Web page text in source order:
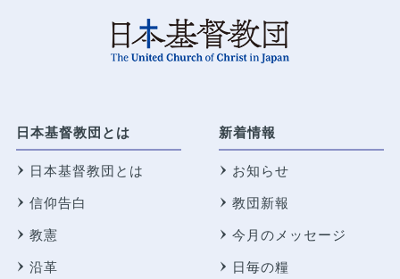
日本基督教団とは
日本基督教団とは
信仰告白
教憲
沿革
新着情報
お知らせ
教団新報
今月のメッセージ
日毎の糧